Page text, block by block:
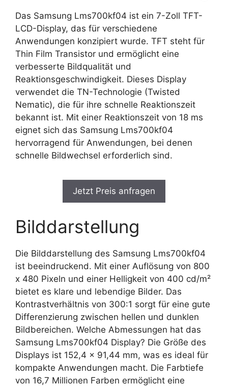
Das Samsung Lms700kf04 ist ein 7-Zoll TFT-
LCD-Display, das für verschiedene
Anwendungen konzipiert wurde. TFT steht für
Thin Film Transistor und ermöglicht eine
verbesserte Bildqualität und
Reaktionsgeschwindigkeit. Dieses Display
verwendet die TN-Technologie (Twisted
Nematic), die für ihre schnelle Reaktionszeit
bekannt ist. Mit einer Reaktionszeit von 18 ms
eignet sich das Samsung Lms700kf04
hervorragend für Anwendungen, bei denen
schnelle Bildwechsel erforderlich sind.
Jetzt Preis anfragen
Bilddarstellung
Die Bilddarstellung des Samsung Lms700kf04
ist beeindruckend. Mit einer Auflösung von 800
x 480 Pixeln und einer Helligkeit von 400 cd/m²
bietet es klare und lebendige Bilder. Das
Kontrastverhältnis von 300:1 sorgt für eine gute
Differenzierung zwischen hellen und dunklen
Bildbereichen. Welche Abmessungen hat das
Samsung Lms700kf04 Display? Die Größe des
Displays ist 152,4 x 91,44 mm, was es ideal für
kompakte Anwendungen macht. Die Farbtiefe
von 16,7 Millionen Farben ermöglicht eine